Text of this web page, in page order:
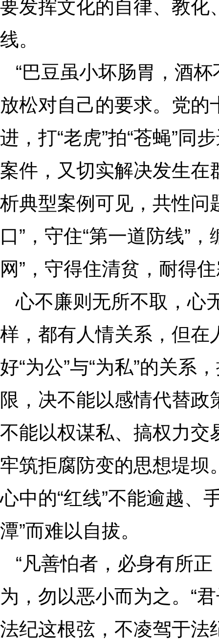
要发挥文化的自律、教化
线。
“巴豆虽小坏肠胃，酒
放松对自己的要求。党
进，打“老虎”拍“苍蝇”同
案件，又切实解决发生在
析典型案例可见，共性问
口”，守住“第一道防线”
网”，守得住清贫，耐得
心不廉则无所不取，心
样，都有人情关系，但在
好“为公”与“为私”的关系
限，决不能以感情代替政
不能以权谋私、搞权力交
牢筑拒腐防变的思想堤坝
心中的“红线”不能逾越、
潭”而难以自拔。
“凡善怕者，必身有所
为，勿以恶小而为之。“
法纪这根弦，不凌驾于法